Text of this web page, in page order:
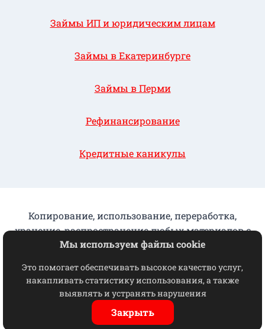
Займы ИП и юридическим лицам
Займы в Екатеринбурге
Займы в Перми
Рефинансирование
Кредитные каникулы
Копирование, использование, переработка,
хранение, распространение любых материалов с
данного сайта разрешается исключительно с
Отказ от взаимодействия
© 2026 ГорФинУрал
Мы используем файлы cookie
Это помогает обеспечивать высокое качество услуг,
накапливать статистику использования, а также
выявлять и устранять нарушения
Закрыть